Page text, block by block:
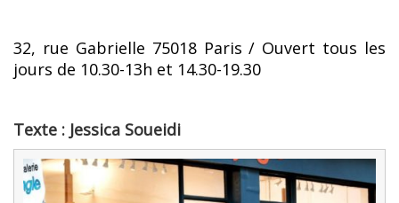
32, rue Gabrielle 75018 Paris / Ouvert tous les
jours de 10.30-13h et 14.30-19.30
Texte : Jessica Soueidi